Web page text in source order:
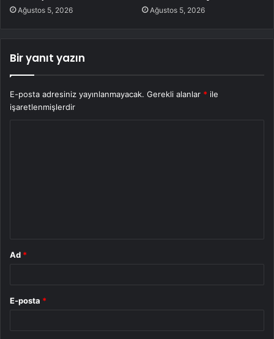
Ağustos 5, 2026 Ağustos 5, 2026
Bir yanıt yazın
E-posta adresiniz yayınlanmayacak. Gerekli alanlar * ile
işaretlenmişlerdir
Ad *
E-posta *